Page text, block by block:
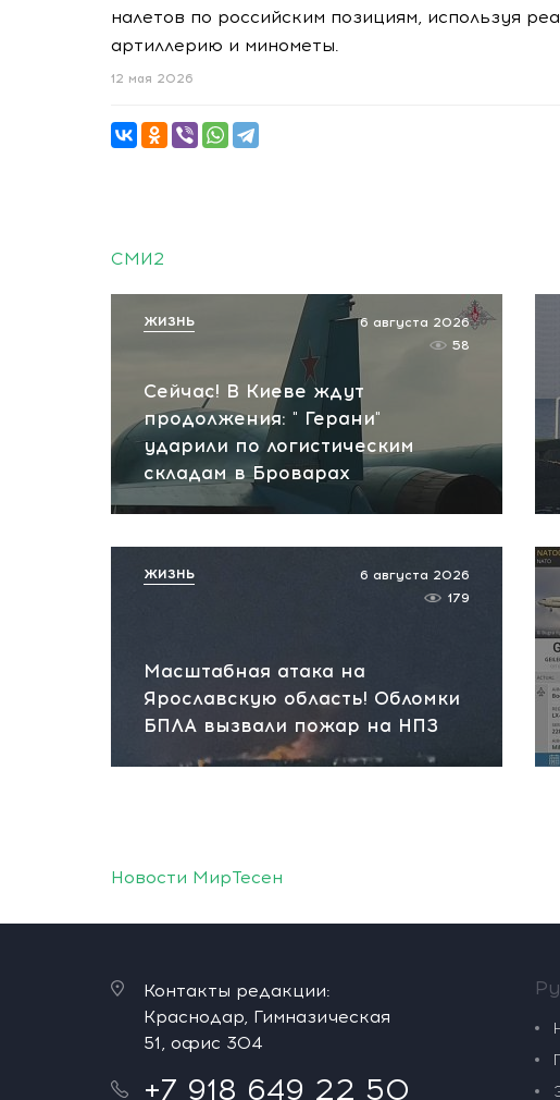
налетов по российским позициям, используя
артиллерию и минометы.
12 мая 2026
СМИ2
Сейчас! В Киеве ждут
продолжения: " Герани"
ударили по логистическим
складам в Броварах
6 августа 2026
58
ЖИЗНЬ
Масштабная атака на
Ярославскую область! Обломки
БПЛА вызвали пожар на НПЗ
6 августа 2026
179
ЖИЗНЬ
Новости МирТесен
Контакты редакции:
Краснодар, Гимназическая
51, офис 304
+7 918 649 22 50